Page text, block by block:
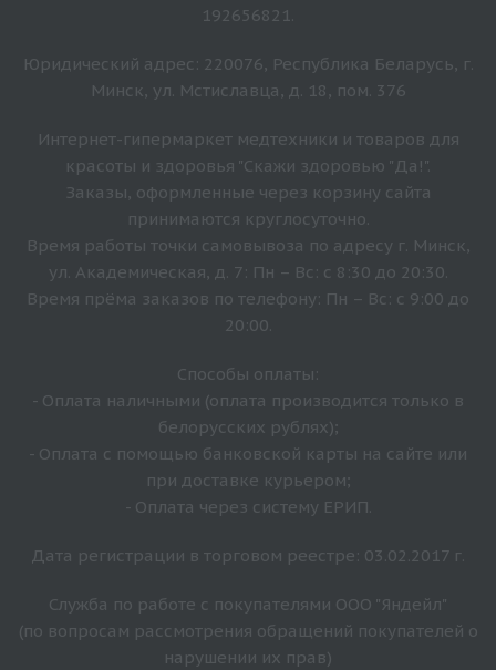
192656821.
Юридический адрес: 220076, Республика Беларусь, г.
Минск, ул. Мстиславца, д. 18, пом. 376
Интернет-гипермаркет медтехники и товаров для
красоты и здоровья "Скажи здоровью "Да!".
Заказы, оформленные через корзину сайта
принимаются круглосуточно.
Время работы точки самовывоза по адресу г. Минск,
ул. Академическая, д. 7: Пн – Вс: с 8:30 до 20:30.
Время прёма заказов по телефону: Пн – Вс: с 9:00 до
20:00.
Способы оплаты:
- Оплата наличными (оплата производится только в
белорусских рублях);
- Оплата с помощью банковской карты на сайте или
при доставке курьером;
- Оплата через систему ЕРИП.
Дата регистрации в торговом реестре: 03.02.2017 г.
Служба по работе с покупателями ООО "Яндейл"
(по вопросам рассмотрения обращений покупателей о
нарушении их прав)